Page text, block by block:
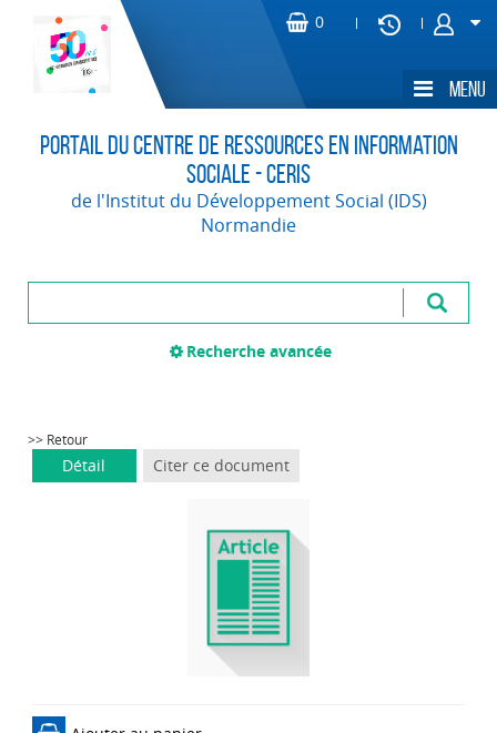
Portail du Centre de Ressources en Information
Sociale - CERIS
de l'Institut du Développement Social (IDS)
Normandie
Recherche avancée
>> Retour
Détail Citer ce document